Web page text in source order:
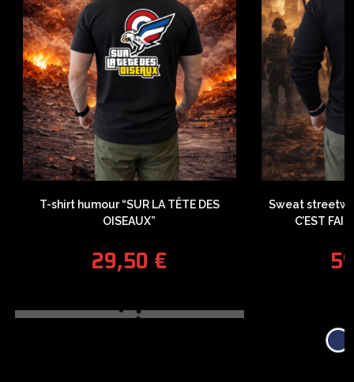
T-shirt humour “SUR LA TÊTE DES
OISEAUX”
29,50 €
Sweat
C’EST